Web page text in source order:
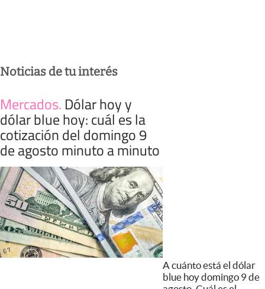
Noticias de tu interés
Mercados. Dólar hoy y
dólar blue hoy: cuál es la
cotización del domingo 9
de agosto minuto a minuto
A cuánto está el dólar
blue hoy domingo 9 de